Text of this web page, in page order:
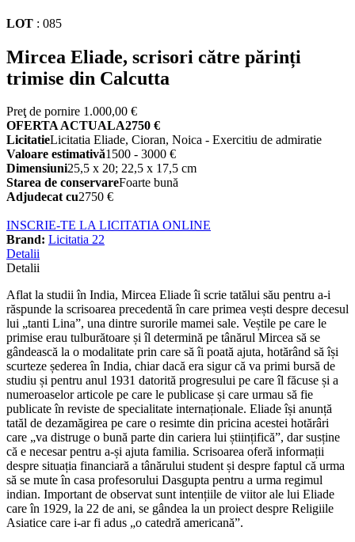
LOT : 085
Mircea Eliade, scrisori către părinți
trimise din Calcutta
Preţ de pornire 1.000,00 €
OFERTA ACTUALA2750 €
LicitatieLicitatia Eliade, Cioran, Noica - Exercitiu de admiratie
Valoare estimativă1500 - 3000 €
Dimensiuni25,5 x 20; 22,5 x 17,5 cm
Starea de conservareFoarte bună
Adjudecat cu2750 €
INSCRIE-TE LA LICITATIA ONLINE
Brand: Licitatia 22
Detalii
Detalii
Aflat la studii în India, Mircea Eliade îi scrie tatălui său pentru a-i
răspunde la scrisoarea precedentă în care primea vești despre decesul
lui „tanti Lina”, una dintre surorile mamei sale. Veștile pe care le
primise erau tulburătoare și îl determină pe tânărul Mircea să se
gândească la o modalitate prin care să îi poată ajuta, hotărând să își
scurteze șederea în India, chiar dacă era sigur că va primi bursă de
studiu și pentru anul 1931 datorită progresului pe care îl făcuse și a
numeroaselor articole pe care le publicase și care urmau să fie
publicate în reviste de specialitate internaționale. Eliade își anunță
tatăl de dezamăgirea pe care o resimte din pricina acestei hotărâri
care „va distruge o bună parte din cariera lui științifică”, dar susține
că e necesar pentru a-și ajuta familia. Scrisoarea oferă informații
despre situația financiară a tânărului student și despre faptul că urma
să se mute în casa profesorului Dasgupta pentru a urma regimul
indian. Important de observat sunt intențiile de viitor ale lui Eliade
care în 1929, la 22 de ani, se gândea la un proiect despre Religiile
Asiatice care i-ar fi adus „o catedră americană”.